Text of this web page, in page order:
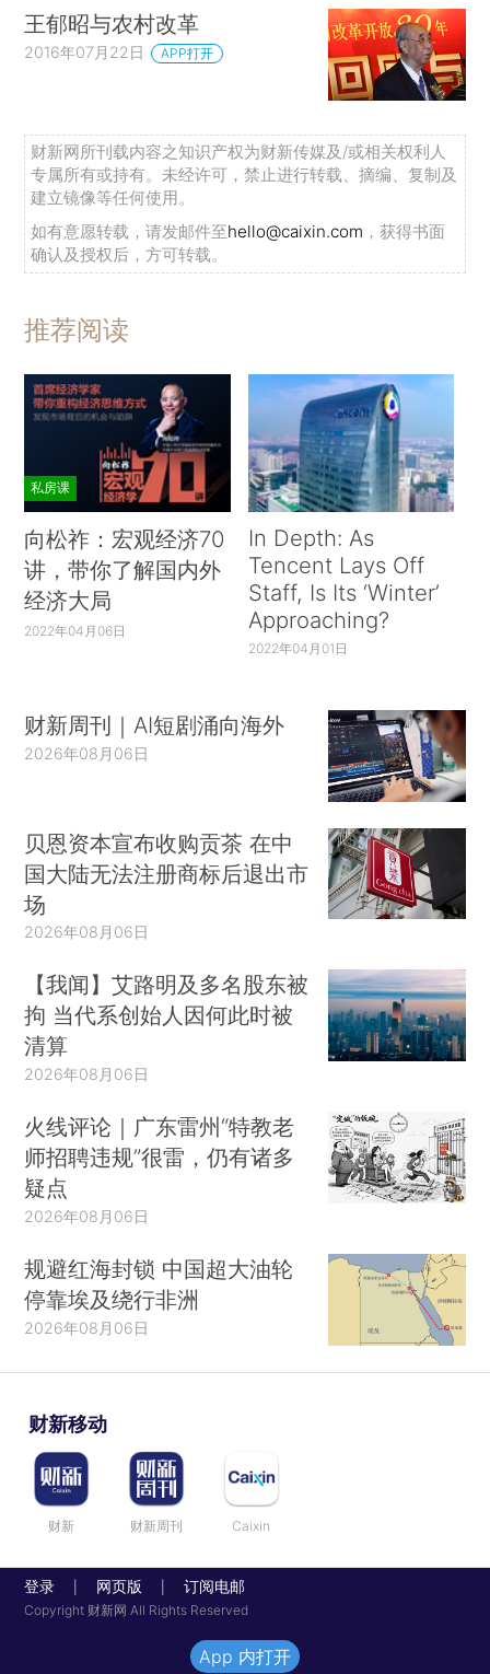
王郁昭与农村改革
2016年07月22日 APP打开
财新网所刊载内容之知识产权为财新传媒及/或相关权利人
专属所有或持有。未经许可，禁止进行转载、摘编、复制及
建立镜像等任何使用。
如有意愿转载，请发邮件至hello@caixin.com ，获得书面
确认及授权后，方可转载。
推荐阅读
私房课
向松祚：宏观经济70
讲，带你了解国内外
经济大局
2022年04月06日
In Depth: As
Tencent Lays Off
Staff, Is Its ‘Winter’
Approaching?
2022年04月01日
财新周刊｜AI短剧涌向海外
2026年08月06日
贝恩资本宣布收购贡茶 在中
国大陆无法注册商标后退出市
场
2026年08月06日
【我闻】艾路明及多名股东被
拘 当代系创始人因何此时被
清算
2026年08月06日
火线评论｜广东雷州“特教老
师招聘违规”很雷，仍有诸多
疑点
2026年08月06日
规避红海封锁 中国超大油轮
停靠埃及绕行非洲
2026年08月06日
财新移动
财新 财新周刊 Caixin
登录 网页版 订阅电邮
Copyright 财新网 All Rights Reserved
App 内打开